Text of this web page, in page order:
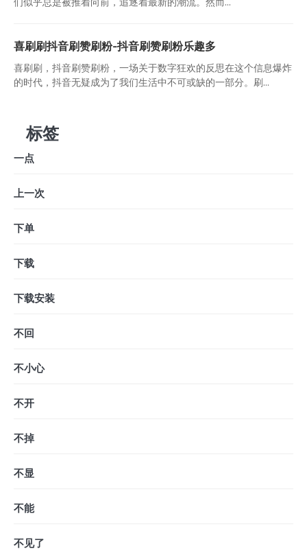
喜刷刷抖音刷赞刷粉-抖音刷赞刷粉乐趣多
喜刷刷，抖音刷赞刷粉，一场关于数字狂欢的反思在这个信息爆炸
的时代，抖音无疑成为了我们生活中不可或缺的一部分。刷...
标签
一点
上一次
下单
下载
下载安装
不回
不小心
不开
不掉
不显
不能
不见了